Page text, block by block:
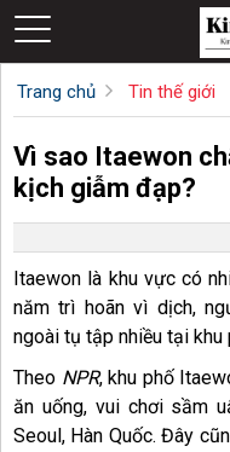
Trang chủ Tin thế giới
Vì sao Itaewon
kịch giẫm đạp?
Itaewon là khu vực có
năm trì hoãn vì dịch,
ngoài tụ tập nhiều tại
Theo NPR, khu phố
ăn uống, vui chơi sầm
Seoul, Hàn Quốc. Đây